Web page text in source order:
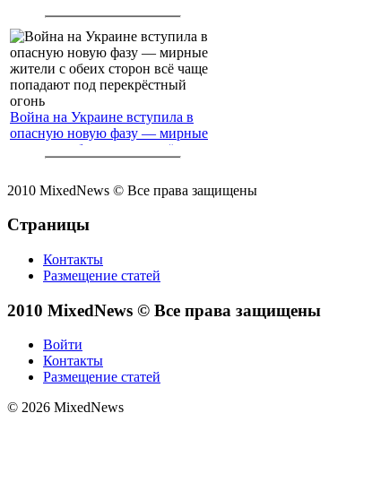
Война на Украине вступила в
опасную новую фазу — мирные
жители с обеих сторон всё чаще
2010 MixedNews © Все права защищены
Страницы
Контакты
Размещение статей
2010 MixedNews © Все права защищены
Войти
Контакты
Размещение статей
© 2026 MixedNews